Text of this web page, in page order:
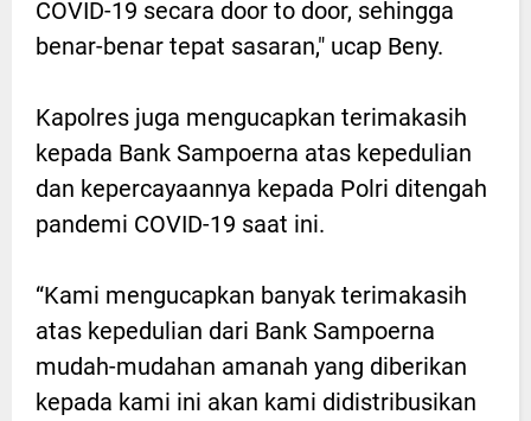
COVID-19 secara door to door, sehingga
benar-benar tepat sasaran," ucap Beny.
Kapolres juga mengucapkan terimakasih
kepada Bank Sampoerna atas kepedulian
dan kepercayaannya kepada Polri ditengah
pandemi COVID-19 saat ini.
“Kami mengucapkan banyak terimakasih
atas kepedulian dari Bank Sampoerna
mudah-mudahan amanah yang diberikan
kepada kami ini akan kami didistribusikan